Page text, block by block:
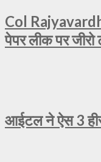
Col
पेपर लीक पर जीरो
आईटल ने ऐस 3